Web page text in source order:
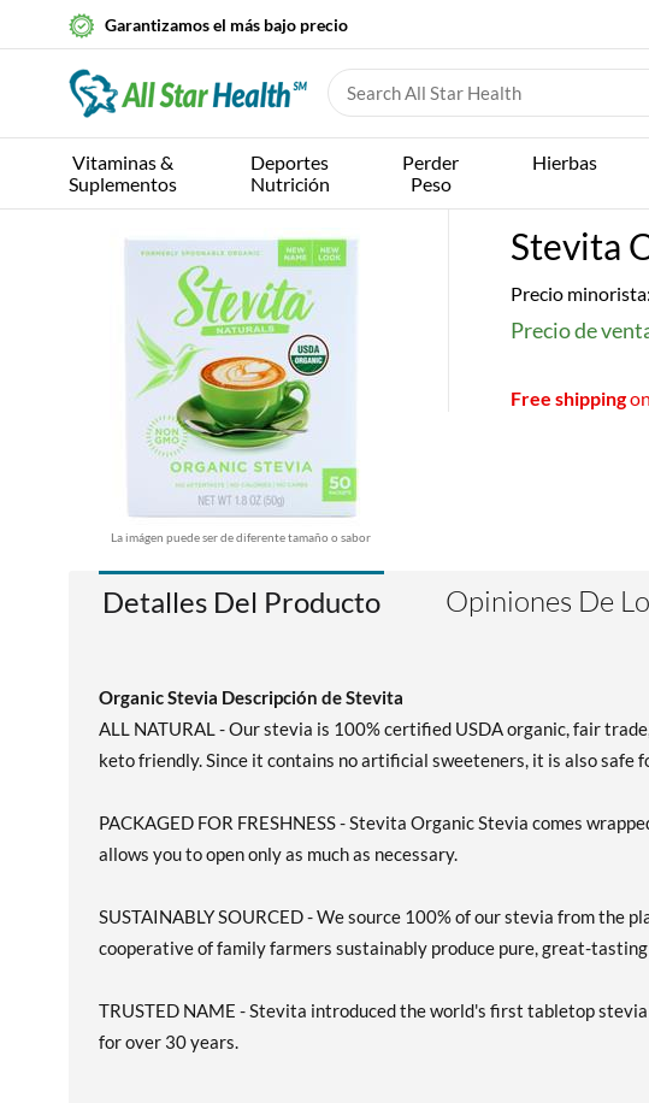
Garantizamos el más bajo precio
Vitaminas &
Suplementos
Deportes
Nutrición
Perder
Peso
Hierbas
La imágen puede ser de diferente tamaño o sabor
Stevita
Precio minorista:
Precio de
Free shipping
Detalles Del Producto Opiniones De
Organic Stevia Descripción de Stevita
ALL NATURAL - Our stevia is 100% certified USDA organic, fair
keto friendly. Since it contains no artificial sweeteners, it is also safe
PACKAGED FOR FRESHNESS - Stevita Organic Stevia comes
allows you to open only as much as necessary.
SUSTAINABLY SOURCED - We source 100% of our stevia from the
cooperative of family farmers sustainably produce pure, great-
TRUSTED NAME - Stevita introduced the world's first tabletop
for over 30 years.